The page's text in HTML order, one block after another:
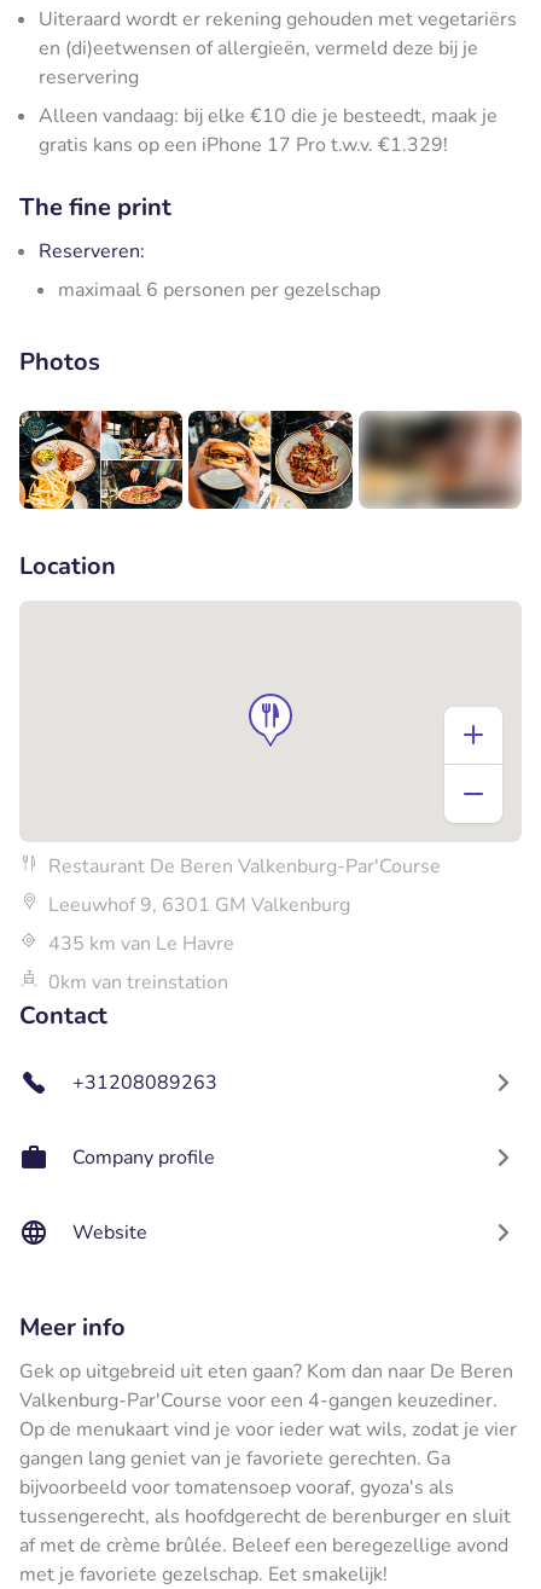
Uiteraard wordt er rekening gehouden met vegetariërs
en (di)eetwensen of allergieën, vermeld deze bij je
reservering
Alleen vandaag: bij elke €10 die je besteedt, maak je
gratis kans op een iPhone 17 Pro t.w.v. €1.329!
The fine print
Reserveren:
maximaal 6 personen per gezelschap
Photos
Location
Restaurant De Beren Valkenburg-Par'Course
Leeuwhof 9, 6301 GM Valkenburg
435 km van Le Havre
0km van treinstation
Contact
+31208089263
Company profile
Website
Meer info
Gek op uitgebreid uit eten gaan? Kom dan naar De Beren
Valkenburg-Par'Course voor een 4-gangen keuzediner.
Op de menukaart vind je voor ieder wat wils, zodat je vier
gangen lang geniet van je favoriete gerechten. Ga
bijvoorbeeld voor tomatensoep vooraf, gyoza's als
tussengerecht, als hoofdgerecht de berenburger en sluit
af met de crème brûlée. Beleef een beregezellige avond
met je favoriete gezelschap. Eet smakelijk!